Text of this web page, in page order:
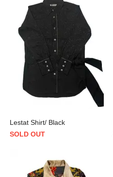
Lestat Shirt/ Black
SOLD OUT